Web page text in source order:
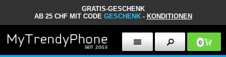
GRATIS-GESCHENK
AB 25 CHF MIT CODE GESCHENK- KONDITIONEN
0